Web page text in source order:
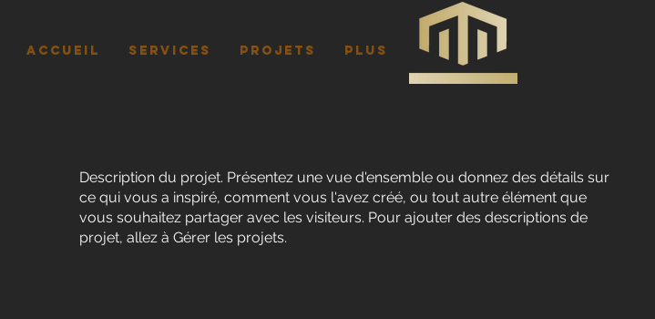
ACCUEIL SERVICES PROJETS Plus
Description du projet. Présentez une vue d'ensemble ou donnez des détails sur
ce qui vous a inspiré, comment vous l'avez créé, ou tout autre élément que
vous souhaitez partager avec les visiteurs. Pour ajouter des descriptions de
projet, allez à Gérer les projets.